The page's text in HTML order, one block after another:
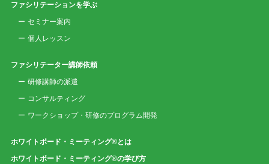
ファシリテーションを学ぶ
セミナー案内
個人レッスン
ファシリテーター講師依頼
研修講師の派遣
コンサルティング
ワークショップ・研修のプログラム開発
ホワイトボード・ミーティング®とは
ホワイトボード・ミーティング®の学び方